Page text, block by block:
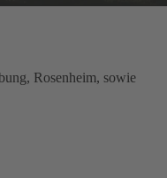
Rosenheim, sowie